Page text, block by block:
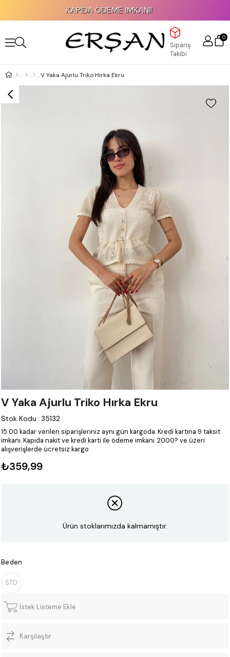
KAPIDA ÖDEME İMKANI!
Sipariş
Takibi
0
V Yaka Ajurlu Triko Hırka Ekru
V Yaka Ajurlu Triko Hırka Ekru
Stok Kodu : 35132
15:00 kadar verilen siparişleriniz aynı gün kargoda.Kredi kartına 9 taksit
imkanı.Kapıda nakit ve kredi kartı ile ödeme imkanı.2000? ve üzeri
alışverişlerde ücretsiz kargo
₺359,99
Ürün stoklarımızda kalmamıştır.
Beden
STD
İstek Listeme Ekle
Karşılaştır